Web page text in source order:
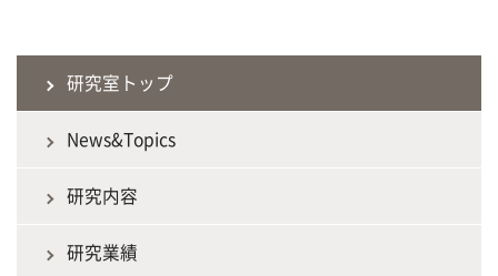
研究室トップ
News&Topics
研究内容
研究業績